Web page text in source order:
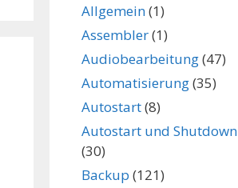
Allgemein(1)
Assembler(1)
Audiobearbeitung(47)
Automatisierung(35)
Autostart(8)
Autostart und Shutdown
(30)
Backup (121)